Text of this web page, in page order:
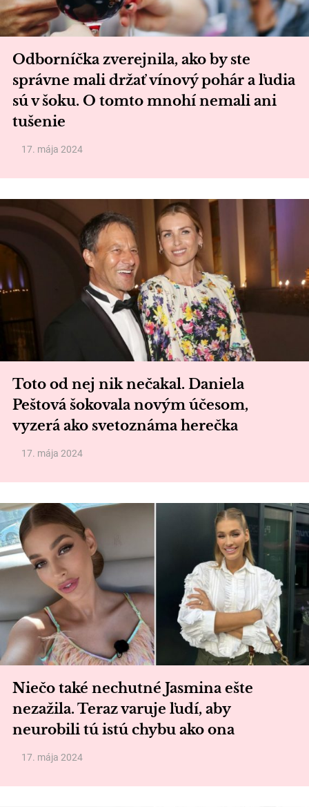
Odborníčka zverejnila, ako by ste
správne mali držať vínový pohár a ľudia
sú v šoku. O tomto mnohí nemali ani
tušenie
17. mája 2024
Toto od nej nik nečakal. Daniela
Peštová šokovala novým účesom,
vyzerá ako svetoznáma herečka
17. mája 2024
Niečo také nechutné Jasmina ešte
nezažila. Teraz varuje ľudí, aby
neurobili tú istú chybu ako ona
17. mája 2024